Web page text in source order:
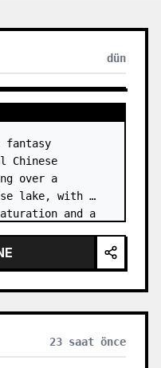
dün
fantasy
Chinese
over a
lake, with
and a
white jade
23 saat önce